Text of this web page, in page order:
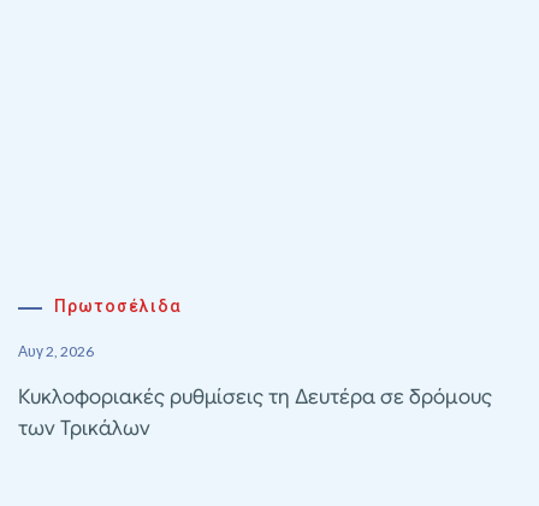
Πρωτοσέλιδα
Αυγ 2, 2026
Κυκλοφοριακές ρυθμίσεις τη Δευτέρα σε δρόμους
των Τρικάλων